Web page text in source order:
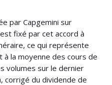
par Capgemini sur
fixé par cet accord à
ce qui représente
la moyenne des cours de
volumes sur le dernier
corrigé du dividende de